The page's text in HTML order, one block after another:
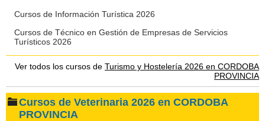
Cursos de Información Turística 2026
Cursos de Técnico en Gestión de Empresas de Servicios
Turísticos 2026
Ver todos los cursos de Turismo y Hostelería 2026 en CORDOBA
PROVINCIA
Cursos de Veterinaria 2026 en CORDOBA
PROVINCIA